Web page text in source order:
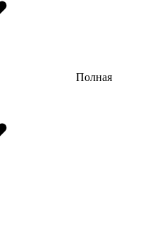
Полная